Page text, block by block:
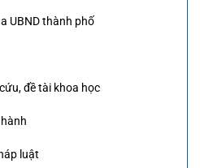
UBND thành phố
đề tài khoa học
luật